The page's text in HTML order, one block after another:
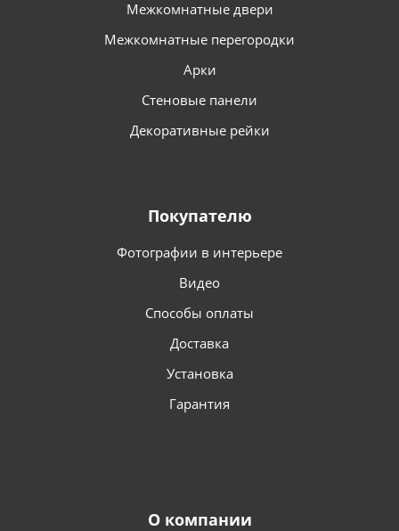
Межкомнатные двери
Межкомнатные перегородки
Арки
Стеновые панели
Декоративные рейки
Покупателю
Фотографии в интерьере
Видео
Способы оплаты
Доставка
Установка
Гарантия
О компании